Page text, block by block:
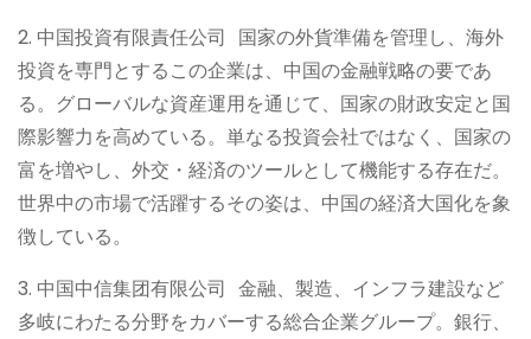
2. 中国投資有限責任公司 国家の外貨準備を管理し、海外
投資を専門とするこの企業は、中国の金融戦略の要であ
る。グローバルな資産運用を通じて、国家の財政安定と国
際影響力を高めている。単なる投資会社ではなく、国家の
富を増やし、外交・経済のツールとして機能する存在だ。
世界中の市場で活躍するその姿は、中国の経済大国化を象
徴している。
3. 中国中信集团有限公司 金融、製造、インフラ建設など
多岐にわたる分野をカバーする総合企業グループ。銀行、